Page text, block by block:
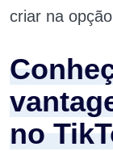
criar na
no